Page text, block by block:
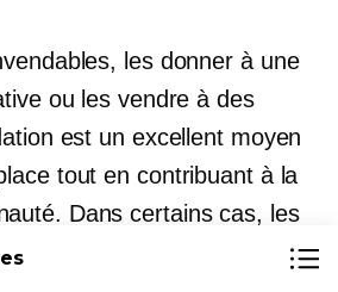
les donner à une
ou les vendre à des
est un excellent moyen
tout en contribuant à la
Dans certains cas, les
donner droit à des